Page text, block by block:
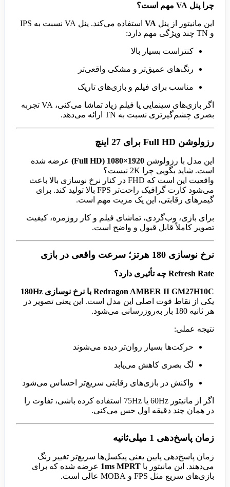
چرا پنل VA مهم است؟
این مانیتور از پنل VA
استفاده می‌کند. پنل VA نسبت به IPS
و TN چند ویژگی مهم دارد:
کنتراست بسیار بالا
رنگ‌های عمیق‌تر و مشکی واقعی‌تر
مناسب برای فیلم و بازی‌های تاریک
اگر بازی‌های سینمایی یا فیلم زیاد تماشا می‌کنی، VA تجربه
بصری چشم‌گیرتری نسبت به TN ارائه می‌دهد.
رزولوشن Full HD برای 27 اینچ
این مدل با رزولوشن 1920×1080 (Full HD)
عرضه شده
است. شاید بگویی چرا 2K نیست؟
واقعیت این است که FHD در کنار نرخ نوسازی بالا باعث
می‌شود کارت گرافیک راحت‌تر FPS بالا تولید کند. برای
گیمرهای رقابتی، این یک مزیت مهم است.
برای بازی، وب‌گردی، تماشای فیلم و کار روزمره، کیفیت
تصویر کاملاً قابل قبول و واضح است.
نرخ نوسازی 180 هرتز؛ سرعت واقعی در بازی
Refresh Rate چه تأثیری دارد؟
Redragon AMBER II GM27H10C با نرخ نوسازی 180Hz
یکی از نقاط قوت اصلی این مدل است. این یعنی تصویر در
هر ثانیه 180 بار به‌روزرسانی می‌شود.
نتیجه عملی:
حرکت‌ها بسیار روان‌تر دیده می‌شوند
لگ بصری کاهش می‌یابد
واکنش در بازی‌های رقابتی سریع‌تر احساس می‌شود
اگر از مانیتور 60Hz یا 75Hz استفاده کرده باشی، تفاوت را
در همان چند دقیقه اول حس می‌کنی.
زمان پاسخ‌دهی 1 میلی‌ثانیه
زمان پاسخ‌دهی پایین یعنی پیکسل‌ها سریع‌تر تغییر رنگ
می‌دهند. این مانیتور با 1ms MPRT عرضه شده که برای
بازی‌های سریع مثل FPS و MOBA عالی است.